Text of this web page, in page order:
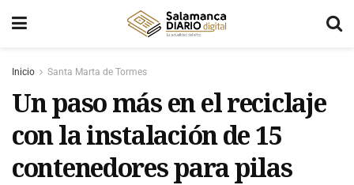
Inicio Santa Marta de Tormes
Un paso más en el reciclaje
con la instalación de 15
contenedores para pilas